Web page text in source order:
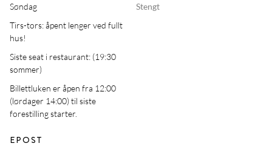
Søndag
Stengt
Tirs-tors: åpent lenger ved fullt
hus!
Siste seat i restaurant: (19:30
sommer)
Billettluken er åpen fra 12:00
(lørdager 14:00) til siste
forestilling starter.
EPOST